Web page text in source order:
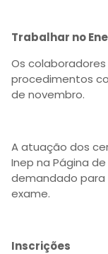
Trabalhar no
Os
procedimentos
de novembro.
A atuação dos
Inep na Página
demandado para
exame.
Inscrições